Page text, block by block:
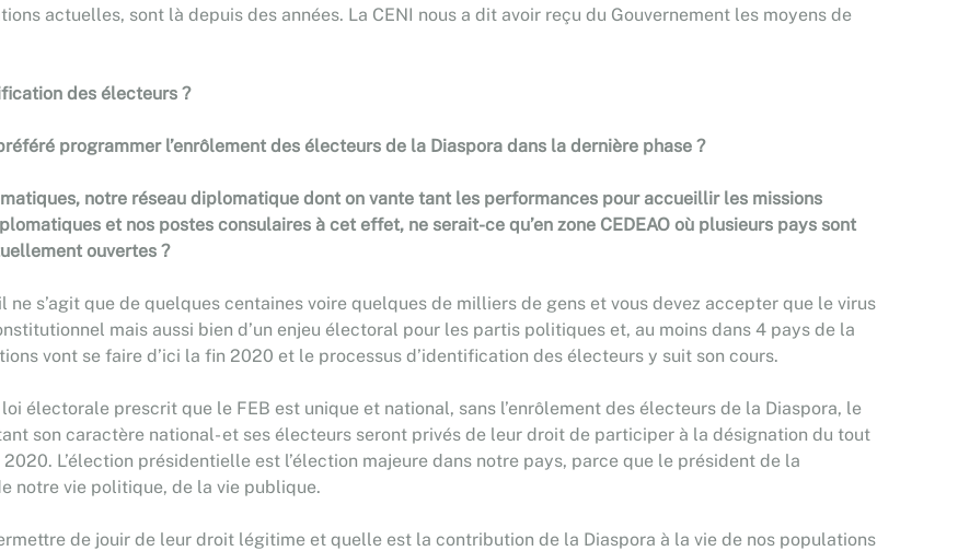
actuelles, sont là depuis des années. La CENI nous a dit avoir reçu du Gouvernement les moyens de
des électeurs ?
programmer l’enrôlement des électeurs de la Diaspora dans la dernière phase ?
notre réseau diplomatique dont on vante tant les performances pour accueillir les missions
et nos postes consulaires à cet effet, ne serait-ce qu’en zone CEDEAO où plusieurs pays sont
ouvertes ?
ne s’agit que de quelques centaines voire quelques de milliers de gens et vous devez accepter que le virus
mais aussi bien d’un enjeu électoral pour les partis politiques et, au moins dans 4 pays de la
vont se faire d’ici la fin 2020 et le processus d’identification des électeurs y suit son cours.
électorale prescrit que le FEB est unique et national, sans l’enrôlement des électeurs de la Diaspora, le
son caractère national- et ses électeurs seront privés de leur droit de participer à la désignation du tout
L’élection présidentielle est l’élection majeure dans notre pays, parce que le président de la
notre vie politique, de la vie publique.
de jouir de leur droit légitime et quelle est la contribution de la Diaspora à la vie de nos populations